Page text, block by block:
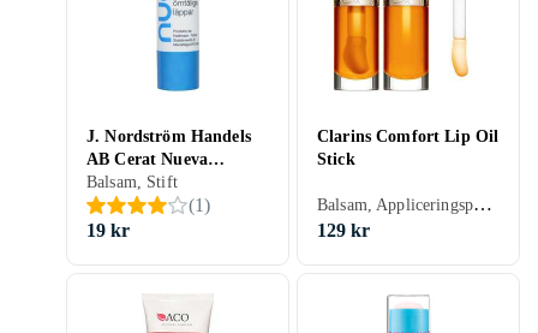
J. Nordström Handels
AB Cerat Nueva
Läppbalsam
Balsam, Stift
(1)
19 kr
Clarins Comfort Lip Oil
Stick
Balsam, Appliceringspensel, Återfuktande, Solskydd, Närande, Lip plumper, Lip oil, Jojoba Oil
129 kr